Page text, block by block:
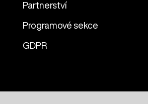
Partnerství
Programové sekce
GDPR